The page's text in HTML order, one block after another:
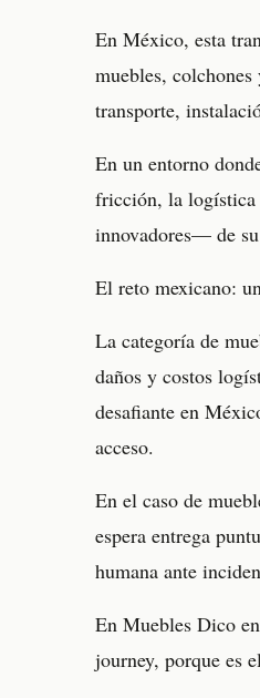
En México, esta
muebles,
transporte,
En un entorno
fricción, la logística
innovadores— de
El reto mexicano:
La categoría de
daños y costos
desafiante en
acceso.
En el caso de
espera entrega
humana ante
En Muebles Dico
journey, porque es